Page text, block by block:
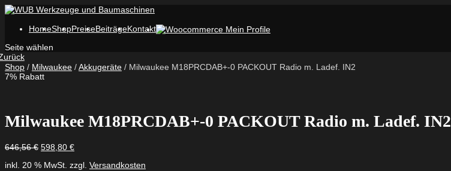
HomeShopPreiseBeiträgeKontakt
Seite wählen
Shop / Milwaukee /Akkugeräte / Milwaukee M18PRCDAB+-0 PACKOUT Radio m. Ladef. IN2
7% Rabatt
Milwaukee M18PRCDAB+-0 PACKOUT Radio m. Ladef. IN2
646,56€ Ursprünglicher
war:
598,80 €Aktueller
ist:
inkl. 20 % MwSt. zzgl. Versandkosten